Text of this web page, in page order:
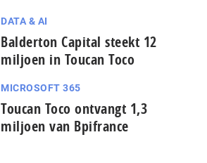
DATA & AI
Balderton Capital steekt 12
miljoen in Toucan Toco
MICROSOFT 365
Toucan Toco ontvangt 1,3
miljoen van Bpifrance